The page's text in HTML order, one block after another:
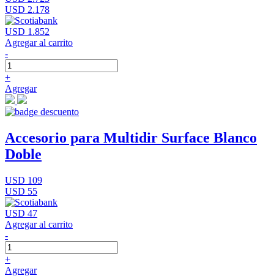
USD 2.178
USD 1.852
Agregar al carrito
-
+
Agregar
Accesorio para Multidir Surface Blanco
Doble
USD 109
USD 55
USD 47
Agregar al carrito
-
+
Agregar